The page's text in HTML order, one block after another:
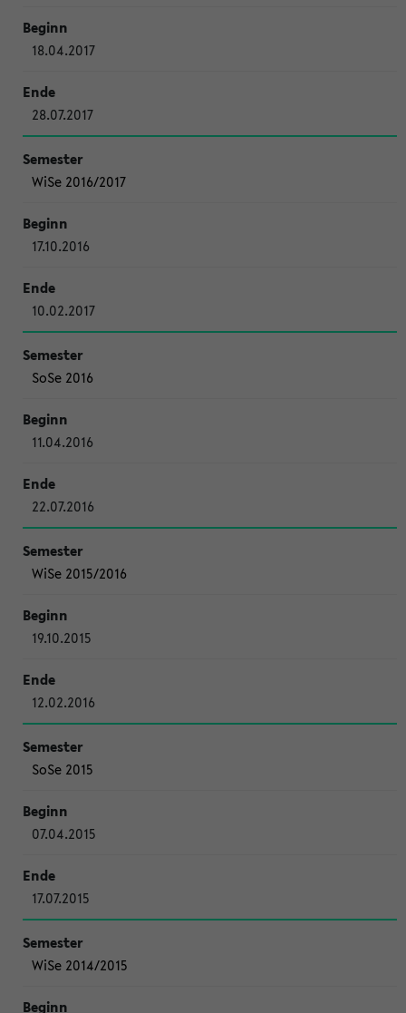
18.04.2017
28.07.2017
WiSe 2016/2017
17.10.2016
10.02.2017
SoSe 2016
11.04.2016
22.07.2016
WiSe 2015/2016
19.10.2015
12.02.2016
SoSe 2015
07.04.2015
17.07.2015
WiSe 2014/2015